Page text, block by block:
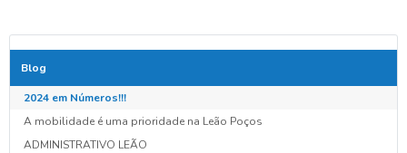
Blog
2024 em Números!!!
A mobilidade é uma prioridade na Leão Poços
ADMINISTRATIVO LEÃO